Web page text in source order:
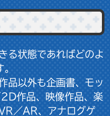
る状態であればどのよ
品以外も企画書、モッ
作品、映像作品、楽
／AR、アナログゲ